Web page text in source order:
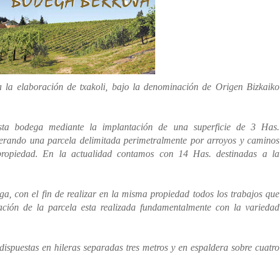
la elaboración de txakoli, bajo la denominación de Origen Bizkaiko
bodega mediante la implantación de una superficie de 3 Has.
una parcela delimitada perimetralmente por arroyos y caminos
En la actualidad contamos con 14 Has. destinadas a la
con el fin de realizar en la misma propiedad todos los trabajos que
de la parcela esta realizada fundamentalmente con la variedad
en hileras separadas tres metros y en espaldera sobre cuatro